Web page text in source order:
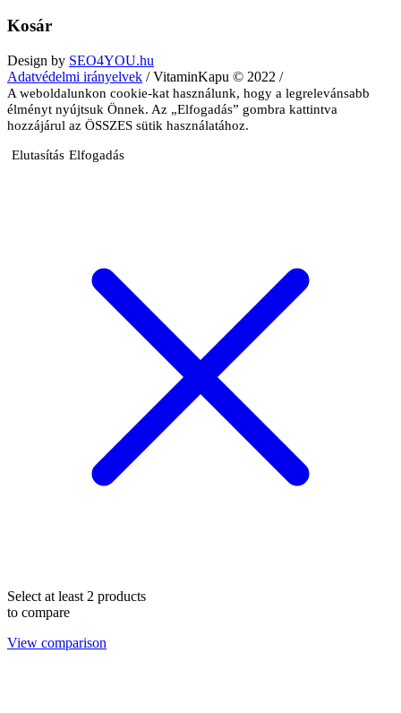
Kosár
Design by SEO4YOU.hu
Adatvédelmi irányelvek / VitaminKapu © 2022 /
A weboldalunkon cookie-kat használunk, hogy a legrelevánsabb
élményt nyújtsuk Önnek. Az „Elfogadás” gombra kattintva
hozzájárul az ÖSSZES sütik használatához.
Elutasítás Elfogadás
Select at least 2 products
to compare
View comparison